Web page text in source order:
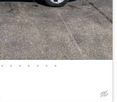
• • • • • • •